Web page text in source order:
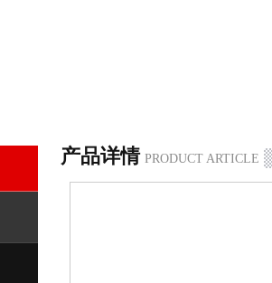
产品详情 PRODUCT ARTICLE